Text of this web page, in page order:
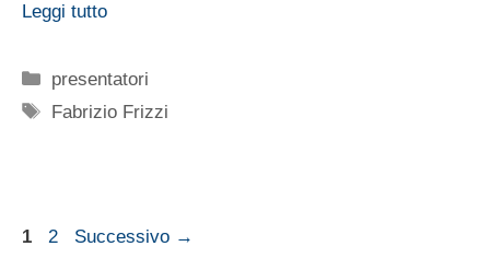
Leggi tutto
Categorie
presentatori
Tag
Fabrizio Frizzi
Pagina
1 Pagina
2 Successivo →